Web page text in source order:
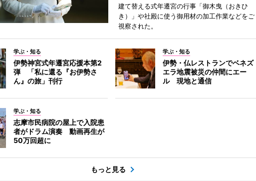
建て替える式年遷宮の行事「御木曳（おきひ
き）」や社殿に使う御用材の加工作業などをご
視察された。
学ぶ・知る
伊勢神宮式年遷宮応援本第2
弾 「私に還る『お伊勢さ
ん』の旅」刊行
学ぶ・知る
伊勢・仏レストランでベネズ
エラ地震被災の仲間にエー
ル 現地と通信
学ぶ・知る
志摩市民病院の屋上で入院患
者がドラム演奏 動画再生が
50万回超に
もっと見る